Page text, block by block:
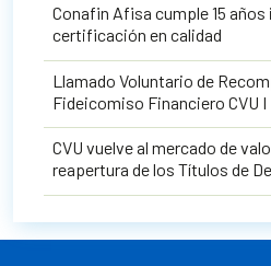
Conafin Afisa cumple 15
certificación en calidad
Llamado Voluntario de
Fideicomiso Financiero CVU I
CVU vuelve al mercado de
reapertura de los Títulos de